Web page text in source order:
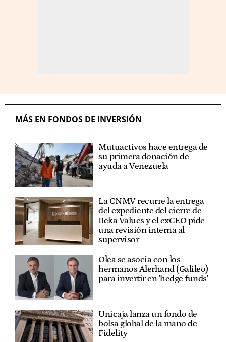
MÁS EN FONDOS DE INVERSIÓN
Mutuactivos hace entrega de
su primera donación de
ayuda a Venezuela
La CNMV recurre la entrega
del expediente del cierre de
Beka Values y el exCEO pide
una revisión interna al
supervisor
Olea se asocia con los
hermanos Alerhand (Galileo)
para invertir en 'hedge funds'
Unicaja lanza un fondo de
bolsa global de la mano de
Fidelity